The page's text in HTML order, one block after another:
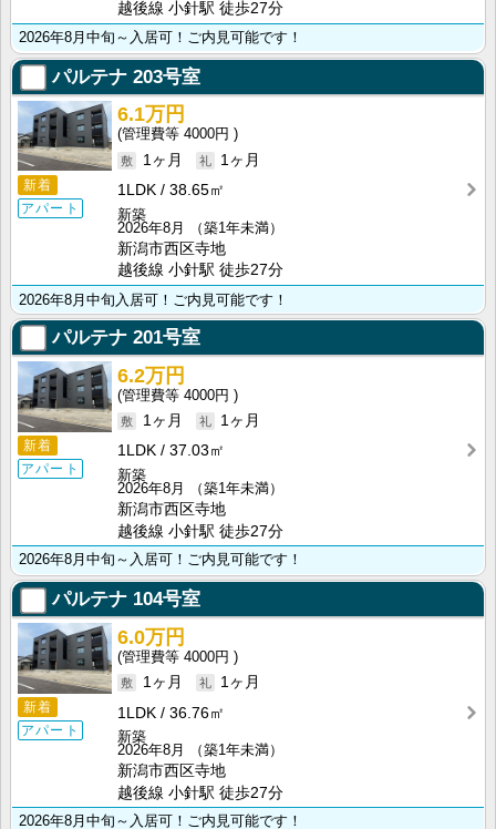
越後線 小針駅 徒歩27分
2026年8月中旬～入居可！ご内見可能です！
パルテナ 203号室
新着
アパート
6.1万円
4000円
1ヶ月
1ヶ月
1LDK
38.65㎡
新築
2026年8月
（築1年未満）
新潟市西区寺地
越後線 小針駅 徒歩27分
2026年8月中旬入居可！ご内見可能です！
パルテナ 201号室
新着
アパート
6.2万円
4000円
1ヶ月
1ヶ月
1LDK
37.03㎡
新築
2026年8月
（築1年未満）
新潟市西区寺地
越後線 小針駅 徒歩27分
2026年8月中旬～入居可！ご内見可能です！
パルテナ 104号室
新着
アパート
6.0万円
4000円
1ヶ月
1ヶ月
1LDK
36.76㎡
新築
2026年8月
（築1年未満）
新潟市西区寺地
越後線 小針駅 徒歩27分
2026年8月中旬～入居可！ご内見可能です！